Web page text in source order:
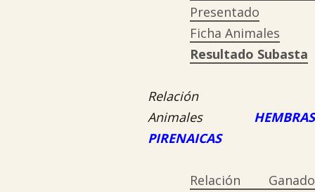
Presentado
Ficha Animales
Resultado Subasta
Relación
Animales HEMBRAS
PIRENAICAS
Relación Ganado